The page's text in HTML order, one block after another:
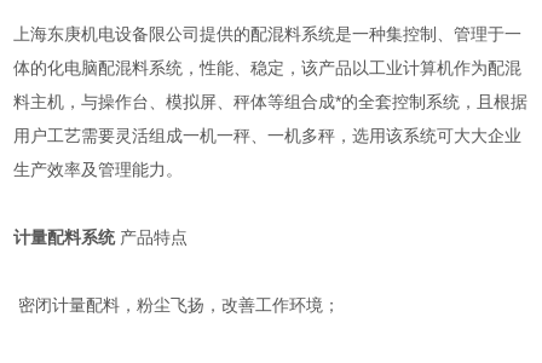
上海东庚机电设备限公司提供的配混料系统是一种集控制、管理于一
体的化电脑配混料系统，性能、稳定，该产品以工业计算机作为配混
料主机，与操作台、模拟屏、秤体等组合成*的全套控制系统，且根据
用户工艺需要灵活组成一机一秤、一机多秤，选用该系统可大大企业
生产效率及管理能力。
计量配料系统 产品特点
密闭计量配料，粉尘飞扬，改善工作环境；